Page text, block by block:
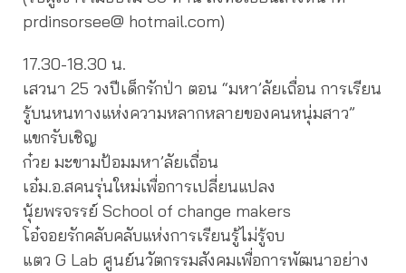
prdinsorsee@ hotmail.com)
17.30-18.30 น.
เสวนา 25 วงปีเด็กรักป่า ตอน “มหา’ลัยเถื่อน การเรียน
รู้บนหนทางแห่งความหลากหลายของคนหนุ่มสาว”
แขกรับเชิญ
ก๋วย มะขามป้อมมหา’ลัยเถื่อน
เอ๋ม.อ.สคนรุ่นใหม่เพื่อการเปลี่ยนแปลง
นุ้ยพรจรรย์ School of change makers
โอ๋จอยรักคลับคลับแห่งการเรียนรู้ไม่รู้จบ
แตว G Lab ศูนย์นวัตกรรมสังคมเพื่อการพัฒนาอย่าง